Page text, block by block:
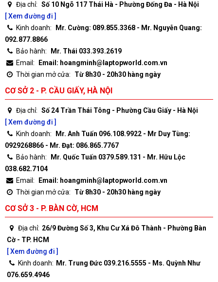
Địa chỉ: Số 10 Ngõ 117 Thái Hà - Phường Đống Đa - Hà Nội
[ Xem đường đi ]
Kinh doanh:
Mr. Cường: 089.855.3368 - Mr. Nguyễn Quang:
092.877.8866
Bảo hành:
Mr. Thái 033.393.2619
Email:
Email: hoangminh@laptopworld.com.vn
Thời gian mở cửa:
Từ 8h30 - 20h30 hàng ngày
CƠ SỞ 2 - P. CẦU GIẤY, HÀ NỘI
Địa chỉ: Số 24 Trần Thái Tông - Phường Cầu Giấy - Hà Nội
[ Xem đường đi ]
Kinh doanh:
Mr. Anh Tuấn 096.108.9922 - Mr Duy Tùng:
0929268866 - Mr. Đạt: 086.865.7767
Bảo hành:
Mr. Quốc Tuấn 0379.589.131 - Mr. Hữu Lộc
038.682.7104
Email:
Email: hoangminh@laptopworld.com.vn
Thời gian mở cửa:
Từ 8h30 - 20h30 hàng ngày
CƠ SỞ 3 - P. BÀN CỜ, HCM
Địa chỉ: 26/9 Đường Số 3, Khu Cư Xá Đô Thành - Phường Bàn
Cờ - TP. HCM
[ Xem đường đi ]
Kinh doanh: Mr. Trung Đức 039.216.5555 - Ms. Quỳnh Như
076.659.4946